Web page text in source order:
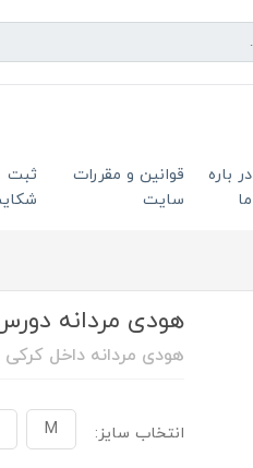
در باره
ما
قوانین و مقررات
سایت
ثبت
هودی مردانه دورس
هودی مردانه داخل کرکی
انتخاب سایز: M